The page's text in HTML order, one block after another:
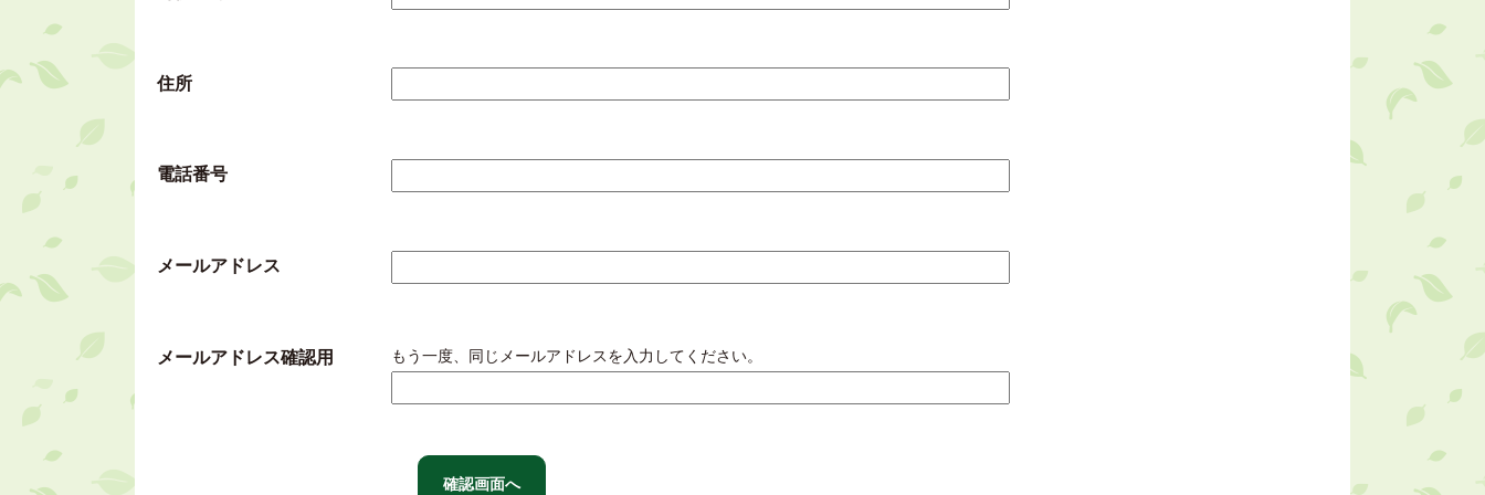
住所
電話番号
メールアドレス
メールアドレス確認用 もう一度、同じメールアドレスを入力してください。